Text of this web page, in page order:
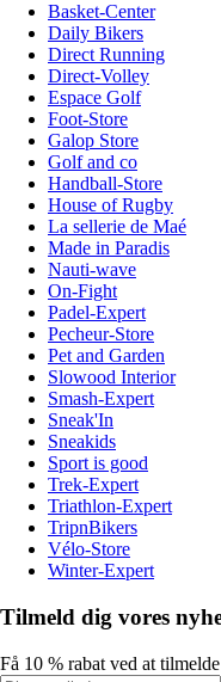
Basket-Center
Daily Bikers
Direct Running
Direct-Volley
Espace Golf
Foot-Store
Galop Store
Golf and co
Handball-Store
House of Rugby
La sellerie de Maé
Made in Paradis
Nauti-wave
On-Fight
Padel-Expert
Pecheur-Store
Pet and Garden
Slowood Interior
Smash-Expert
Sneak'In
Sneakids
Sport is good
Trek-Expert
Triathlon-Expert
TripnBikers
Vélo-Store
Winter-Expert
Tilmeld dig vores
Få 10 % rabat ved at